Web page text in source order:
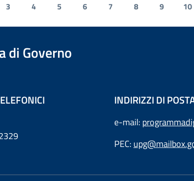
3 4 5 6 7 8 9 10
di Governo
INDIRIZZI DI
e-mail:
PEC: